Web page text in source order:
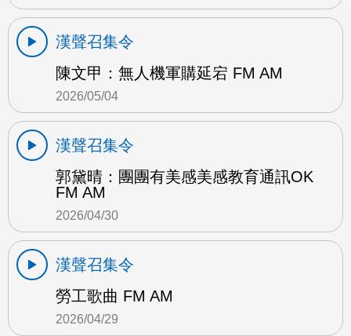
漢聲召集令
陳文甲：無人機軍購延宕 FM AM
2026/05/04
漢聲召集令
郭黛晴：團團有美感美感教育通訊OK
FM AM
2026/04/30
漢聲召集令
勞工歌曲 FM AM
2026/04/29